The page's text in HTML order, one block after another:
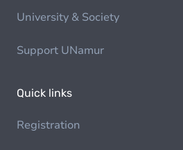
University & Society
Support UNamur
Quick links
Registration